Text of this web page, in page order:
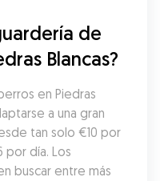
de
Blancas?
en Piedras
a una gran
tan solo €10 por
por día. Los
buscar entre más